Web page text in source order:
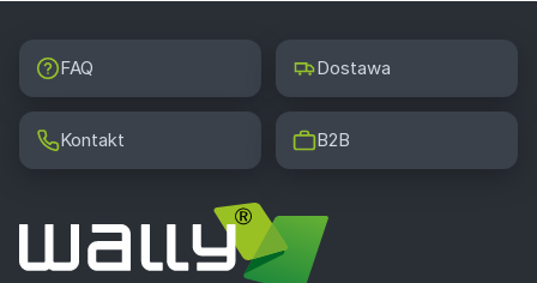
FAQ Dostawa
Kontakt B2B